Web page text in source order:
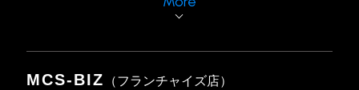
MCS-BIZ （フランチャイズ店）